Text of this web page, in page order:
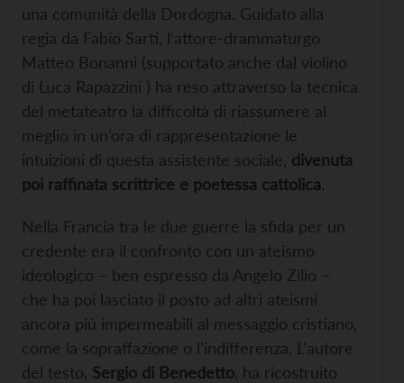
una comunità della Dordogna. Guidato alla
regia da Fabio Sarti, l’attore-drammaturgo
Matteo Bonanni (supportato anche dal violino
di Luca Rapazzini ) ha reso attraverso la tecnica
del metateatro la difficoltà di riassumere al
meglio in un’ora di rappresentazione le
intuizioni di questa assistente sociale, divenuta
poi raffinata scrittrice e poetessa cattolica.
Nella Francia tra le due guerre la sfida per un
credente era il confronto con un ateismo
ideologico – ben espresso da Angelo Zilio –
che ha poi lasciato il posto ad altri ateismi
ancora più impermeabili al messaggio cristiano,
come la sopraffazione o l’indifferenza. L’autore
del testo, Sergio di Benedetto , ha ricostruito